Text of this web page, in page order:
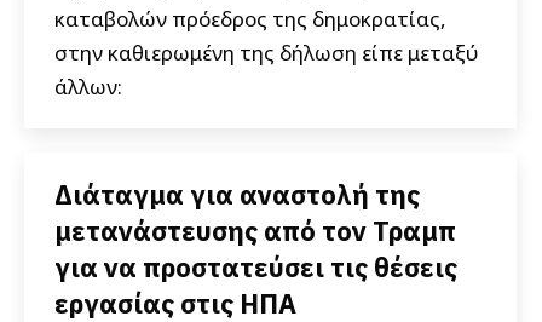
καταβολών πρόεδρος της δημοκρατίας,
στην καθιερωμένη της δήλωση είπε μεταξύ
άλλων:
Διάταγμα για αναστολή της
μετανάστευσης από τον Τραμπ
για να προστατεύσει τις θέσεις
εργασίας στις ΗΠΑ